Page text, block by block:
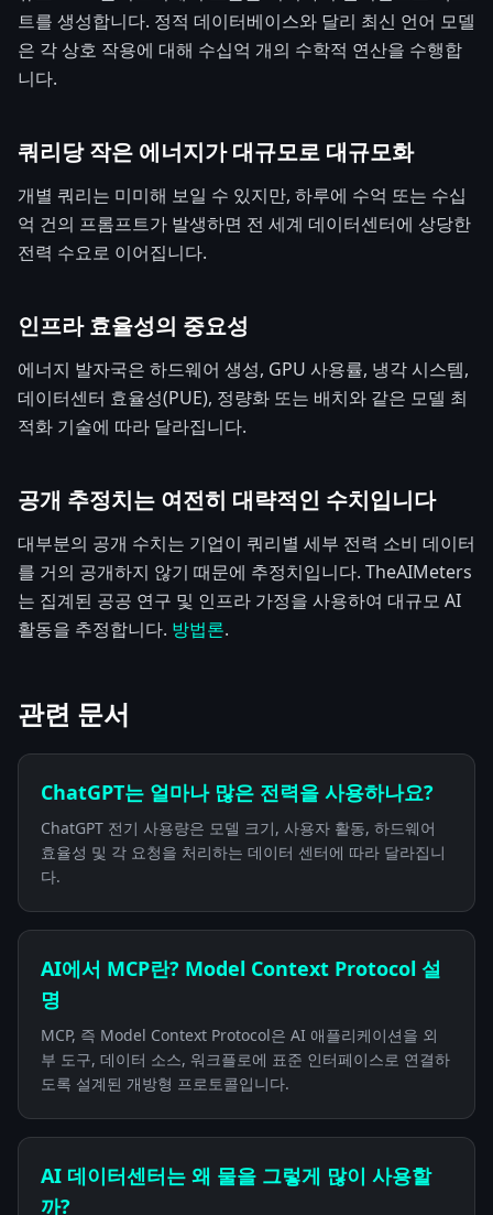
트를 생성합니다. 정적 데이터베이스와 달리 최신 언어 모델
은 각 상호 작용에 대해 수십억 개의 수학적 연산을 수행합
니다.
쿼리당 작은 에너지가 대규모로 대규모화
개별 쿼리는 미미해 보일 수 있지만, 하루에 수억 또는 수십
억 건의 프롬프트가 발생하면 전 세계 데이터센터에 상당한
전력 수요로 이어집니다.
인프라 효율성의 중요성
에너지 발자국은 하드웨어 생성, GPU 사용률, 냉각 시스템,
데이터센터 효율성(PUE), 정량화 또는 배치와 같은 모델 최
적화 기술에 따라 달라집니다.
공개 추정치는 여전히 대략적인 수치입니다
대부분의 공개 수치는 기업이 쿼리별 세부 전력 소비 데이터
를 거의 공개하지 않기 때문에 추정치입니다. TheAIMeters
는 집계된 공공 연구 및 인프라 가정을 사용하여 대규모 AI
활동을 추정합니다. 방법론.
관련 문서
ChatGPT는 얼마나 많은 전력을 사용하나요?
ChatGPT 전기 사용량은 모델 크기, 사용자 활동, 하드웨어
효율성 및 각 요청을 처리하는 데이터 센터에 따라 달라집니
다.
AI에서 MCP란? Model Context Protocol 설
명
MCP, 즉 Model Context Protocol은 AI 애플리케이션을 외
부 도구, 데이터 소스, 워크플로에 표준 인터페이스로 연결하
도록 설계된 개방형 프로토콜입니다.
AI 데이터센터는 왜 물을 그렇게 많이 사용할
까?